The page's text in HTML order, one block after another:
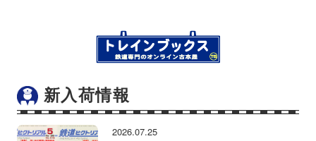
新入荷情報
2026.07.25